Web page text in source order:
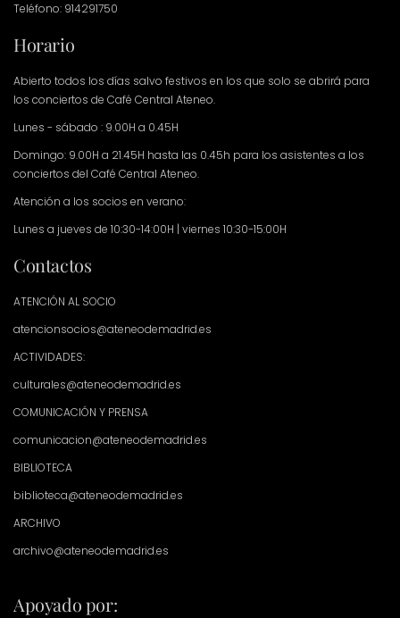
Teléfono: 914291750
Horario
Abierto todos los días salvo festivos en los que solo se abrirá para
los conciertos de Café Central Ateneo.
Lunes - sábado : 9.00H a 0.45H
Domingo: 9.00H a 21.45H hasta las 0.45h para los asistentes a los
conciertos del Café Central Ateneo.
Atención a los socios en verano:
Lunes a jueves de 10:30-14:00H | viernes 10:30-15:00H
Contactos
ATENCIÓN AL SOCIO
atencionsocios@ateneodemadrid.es
ACTIVIDADES:
culturales@ateneodemadrid.es
COMUNICACIÓN Y PRENSA
comunicacion@ateneodemadrid.es
BIBLIOTECA
biblioteca@ateneodemadrid.es
ARCHIVO
archivo@ateneodemadrid.es
Apoyado por: